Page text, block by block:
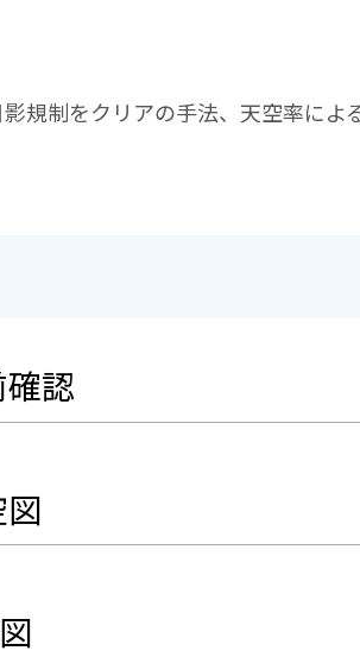
規制をクリアの手法、天空率によ
認